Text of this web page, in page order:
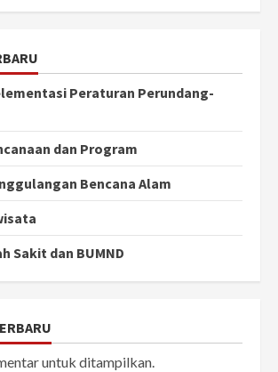
Peraturan Perundang-
dan Program
Bencana Alam
Sakit dan BUMND
untuk ditampilkan.